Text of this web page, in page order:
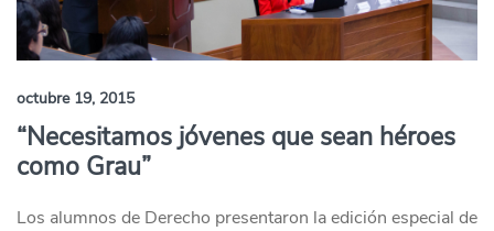
octubre 19, 2015
“Necesitamos jóvenes que sean héroes
como Grau”
Los alumnos de Derecho presentaron la edición especial de